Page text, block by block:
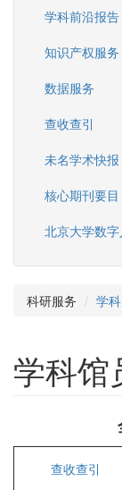
学科前沿报告
知识产权服务
数据服务
查收查引
未名学术快报
核心期刊要目
北京大学数
科研服务 学
学科馆
查收查引